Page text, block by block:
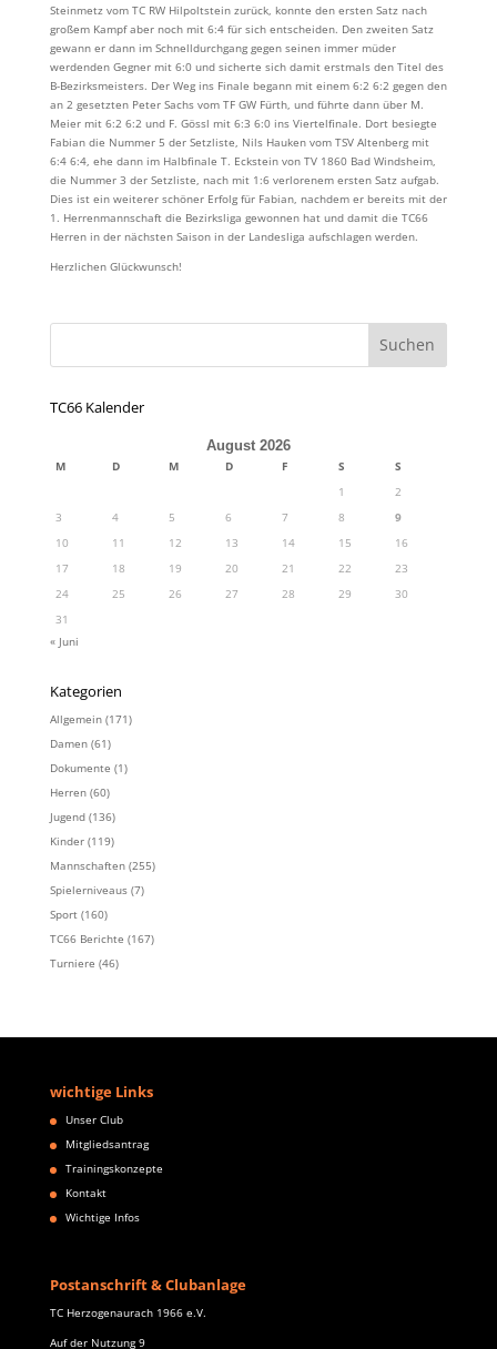
Steinmetz vom TC RW Hilpoltstein zurück, konnte den ersten Satz nach
großem Kampf aber noch mit 6:4 für sich entscheiden. Den zweiten Satz
gewann er dann im Schnelldurchgang gegen seinen immer müder
werdenden Gegner mit 6:0 und sicherte sich damit erstmals den Titel des
B-Bezirksmeisters. Der Weg ins Finale begann mit einem 6:2 6:2 gegen den
an 2 gesetzten Peter Sachs vom TF GW Fürth, und führte dann über M.
Meier mit 6:2 6:2 und F. Gössl mit 6:3 6:0 ins Viertelfinale. Dort besiegte
Fabian die Nummer 5 der Setzliste, Nils Hauken vom TSV Altenberg mit
6:4 6:4, ehe dann im Halbfinale T. Eckstein von TV 1860 Bad Windsheim,
die Nummer 3 der Setzliste, nach mit 1:6 verlorenem ersten Satz aufgab.
Dies ist ein weiterer schöner Erfolg für Fabian, nachdem er bereits mit der
1. Herrenmannschaft die Bezirksliga gewonnen hat und damit die TC66
Herren in der nächsten Saison in der Landesliga aufschlagen werden.
Herzlichen Glückwunsch!
TC66 Kalender
August 2026
M D M D F S
S
1
2
3
4 5 6 7 8
9
10
11 12 13 14 15
16
17
18 19 20 21 22
23
24
25 26 27 28 29
30
31
« Juni
Kategorien
Allgemein(171)
Damen(61)
Dokumente (1)
Herren(60)
Jugend(136)
Kinder(119)
Mannschaften(255)
Spielerniveaus(7)
Sport(160)
TC66 Berichte (167)
Turniere (46)
wichtige Links
Unser Club
Mitgliedsantrag
Trainingskonzepte
Kontakt
Wichtige Infos
Postanschrift & Clubanlage
TC Herzogenaurach 1966 e.V.
Auf der Nutzung 9